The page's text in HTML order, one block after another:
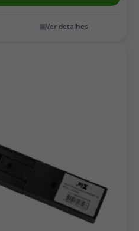
Ver detalhes